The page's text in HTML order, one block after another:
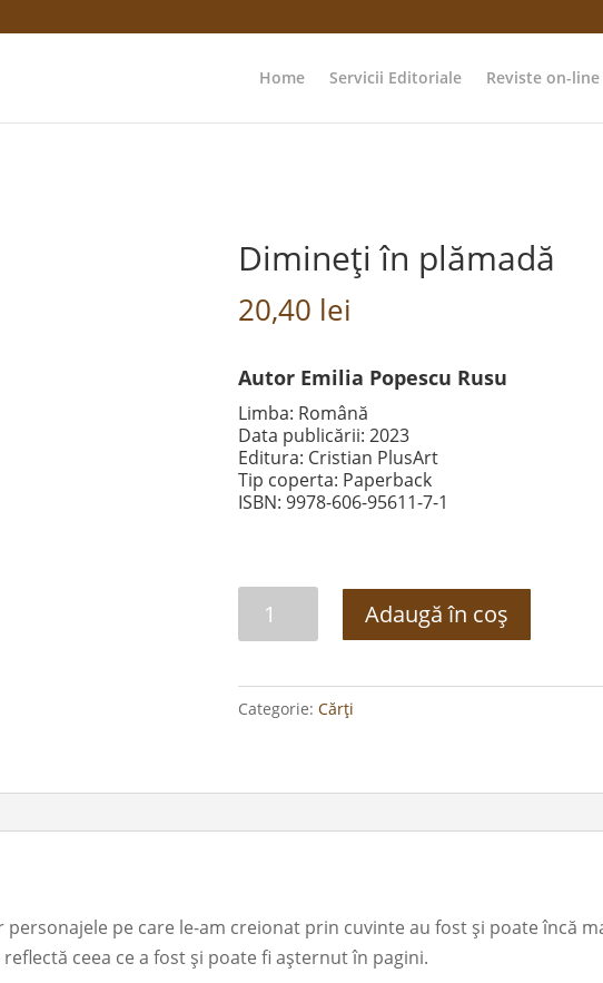
Home Servicii Editoriale Reviste on-line
Dimineți în plămadă
20,40 lei
Autor Emilia Popescu Rusu
Limba: Română
Data publicării: 2023
Editura: Cristian PlusArt
Tip coperta: Paperback
ISBN: 9978-606-95611-7-1
Dimineți
plămadă
Adaugă în coș
Categorie: Cărți
personajele pe care le-am creionat prin cuvinte au fost şi poate încă
ceea ce a fost şi poate fi aşternut în pagini.